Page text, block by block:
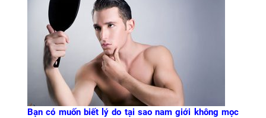
Bạn có muốn biết lý do tại sao nam giới không mọc